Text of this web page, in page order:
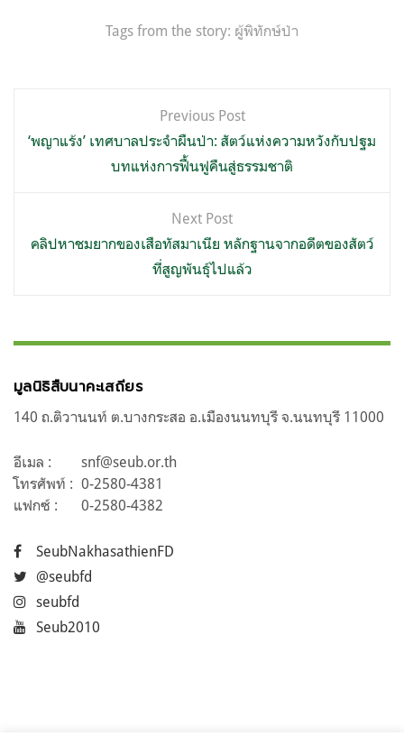
Tags from the story: ผู้พิทักษ์ป่า
เรื่อง
Previous Post
‘พญาแร้ง’ เทศบาลประจำผืนป่า: สัตว์แห่งความหวังกับปฐม
บทแห่งการฟื้นฟูคืนสู่ธรรมชาติ
Next Post
คลิปหาชมยากของเสือทัสมาเนีย หลักฐานจากอดีตของสัตว์
ที่สูญพันธุ์ไปแล้ว
มูลนิธิสืบนาคะเสถียร
140 ถ.ติวานนท์ ต.บางกระสอ อ.เมืองนนทบุรี จ.นนทบุรี 11000
อีเมล :
snf@seub.or.th
โทรศัพท์ : 0-2580-4381
แฟกซ์ :
0-2580-4382
SeubNakhasathienFD
@seubfd
seubfd
Seub2010